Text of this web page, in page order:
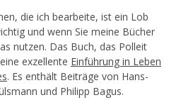
die ich bearbeite, ist ein Lob
und wenn Sie meine Bücher
nutzen. Das Buch, das Polleit
exzellente Einführung in Leben
. Es enthält Beiträge von Hans-
und Philipp Bagus.